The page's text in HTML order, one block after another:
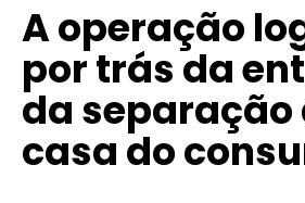
A operação
por trás da
da separação
casa do